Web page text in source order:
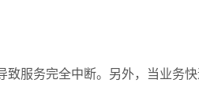
服务完全中断。另外，当业务